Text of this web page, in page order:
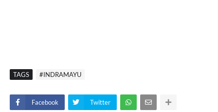
TAGS #INDRAMAYU
Facebook Twitter